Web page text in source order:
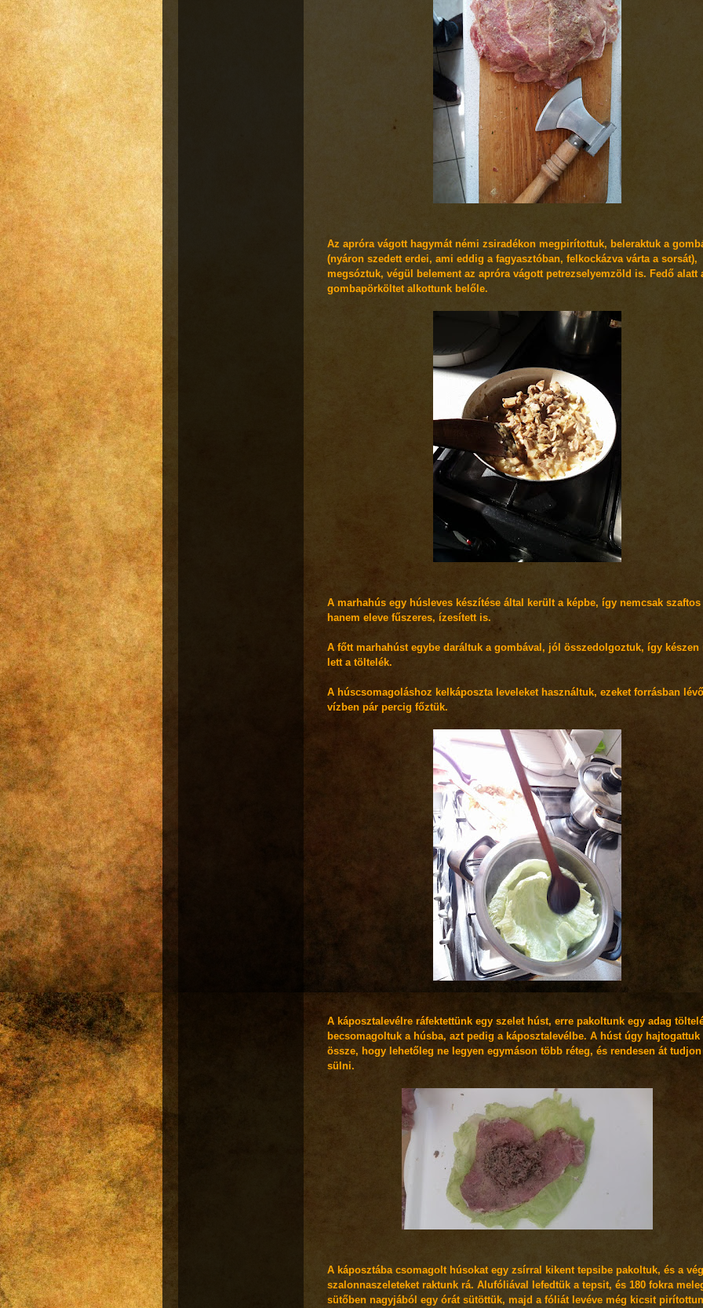
Az apróra vágott hagymát némi zsiradékon megpirítottuk, beleraktuk a
(nyáron szedett erdei, ami eddig a fagyasztóban, felkockázva várta a sorsát),
megsóztuk, végül belement az apróra vágott petrezselyemzöld is. Fedő alatt
gombapörköltet alkottunk belőle.
A marhahús egy húsleves készítése által került a képbe, így nemcsak
hanem eleve fűszeres, ízesített is.
A főtt marhahúst egybe daráltuk a gombával, jól összedolgoztuk, így készen
lett a töltelék.
A húscsomagoláshoz kelkáposzta leveleket használtuk, ezeket forrásban lévő
vízben pár percig főztük.
A káposztalevélre ráfektettünk egy szelet húst, erre pakoltunk egy adag
becsomagoltuk a húsba, azt pedig a káposztalevélbe. A húst úgy hajtogattuk
össze, hogy lehetőleg ne legyen egymáson több réteg, és rendesen át tudjon
sülni.
A káposztába csomagolt húsokat egy zsírral kikent tepsibe pakoltuk, és a
szalonnaszeleteket raktunk rá. Alufóliával lefedtük a tepsit, és 180 fokra
sütőben nagyjából egy órát sütöttük, majd a fóliát levéve még kicsit